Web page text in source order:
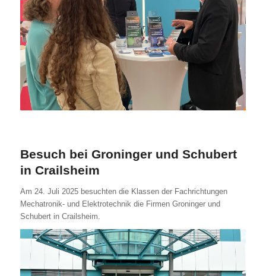
Besuch bei Groninger und Schubert
in Crailsheim
Am 24. Juli 2025 besuchten die Klassen der Fachrichtungen
Mechatronik- und Elektrotechnik die Firmen Groninger und
Schubert in Crailsheim.